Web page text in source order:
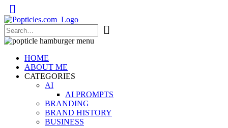
Popticles.com
HOME
ABOUT ME
CATEGORIES
AI
AI PROMPTS
BRANDING
BRAND HISTORY
BUSINESS